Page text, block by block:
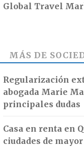
Global Travel
MÁS DE
Regularización
abogada Marie
principales dudas
Casa en renta en
ciudades de